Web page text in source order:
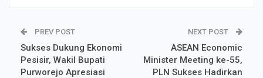
PREV POST
Sukses Dukung Ekonomi
Pesisir, Wakil Bupati
Purworejo Apresiasi
NEXT POST
ASEAN Economic
Minister Meeting ke-55,
PLN Sukses Hadirkan